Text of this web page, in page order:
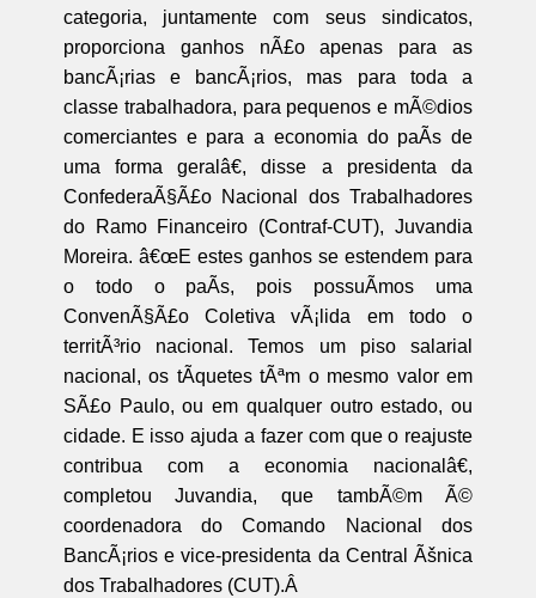
categoria, juntamente com seus sindicatos,
proporciona ganhos nÃ£o apenas para as
bancÃ¡rias e bancÃ¡rios, mas para toda a
classe trabalhadora, para pequenos e mÃ©dios
comerciantes e para a economia do paÃ­s de
uma forma geralâ€, disse a presidenta da
ConfederaÃ§Ã£o Nacional dos Trabalhadores
do Ramo Financeiro (Contraf-CUT), Juvandia
Moreira. â€œE estes ganhos se estendem para
o todo o paÃ­s, pois possuÃ­mos uma
ConvenÃ§Ã£o Coletiva vÃ¡lida em todo o
territÃ³rio nacional. Temos um piso salarial
nacional, os tÃ­quetes tÃªm o mesmo valor em
SÃ£o Paulo, ou em qualquer outro estado, ou
cidade. E isso ajuda a fazer com que o reajuste
contribua com a economia nacionalâ€,
completou Juvandia, que tambÃ©m Ã©
coordenadora do Comando Nacional dos
BancÃ¡rios e vice-presidenta da Central Ãšnica
dos Trabalhadores (CUT).Â